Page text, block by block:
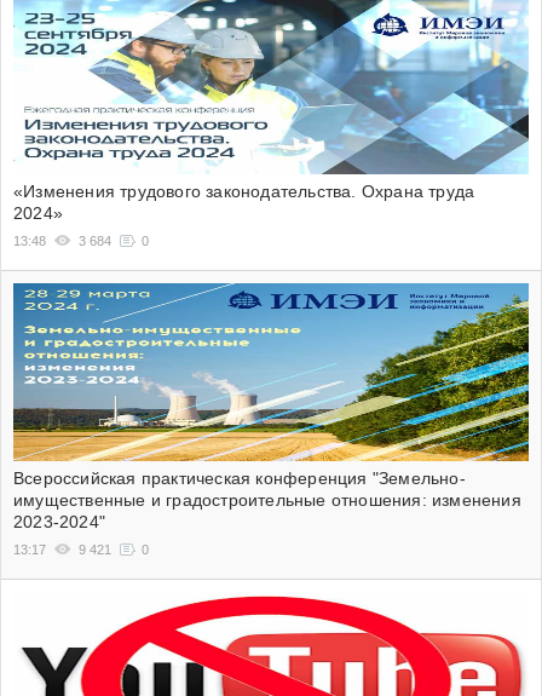
«Изменения трудового законодательства. Охрана труда
2024»
13:48 3 684 0
Всероссийская практическая конференция "Земельно-
имущественные и градостроительные отношения: изменения
2023-2024"
13:17 9 421 0